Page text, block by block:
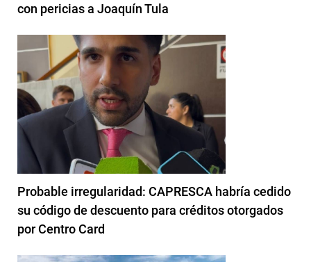
con pericias a Joaquín Tula
Probable irregularidad: CAPRESCA habría cedido
su código de descuento para créditos otorgados
por Centro Card